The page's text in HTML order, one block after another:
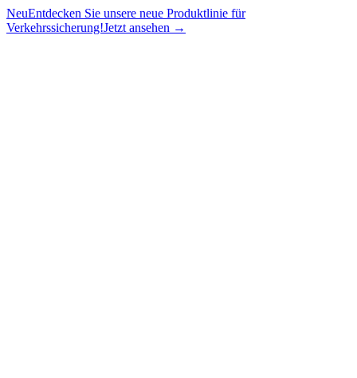
NeuEntdecken Sie unsere neue Produktlinie für
Verkehrssicherung!Jetzt ansehen →